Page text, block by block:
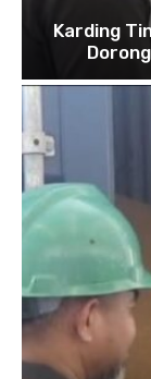
Karding